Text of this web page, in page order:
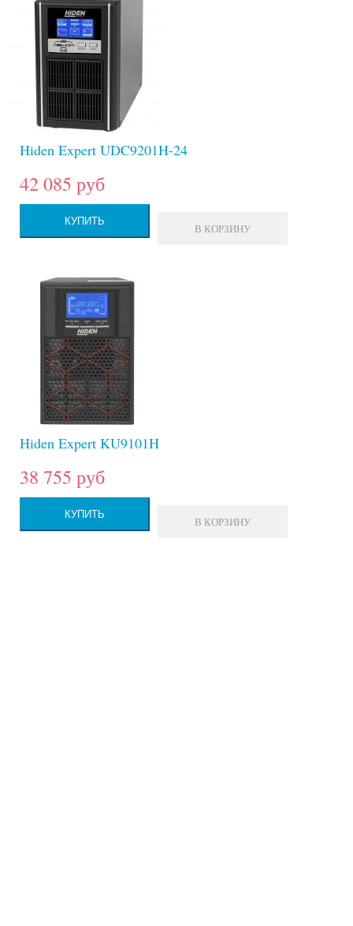
Hiden Expert UDC9201H-24
42 085 руб
КУПИТЬ
В КОРЗИНУ
Hiden Expert KU9101H
38 755 руб
КУПИТЬ
В КОРЗИНУ